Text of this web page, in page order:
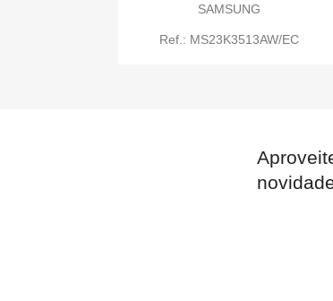
SAMSUNG
Ref.: MS23K3513AW/EC
Quick view